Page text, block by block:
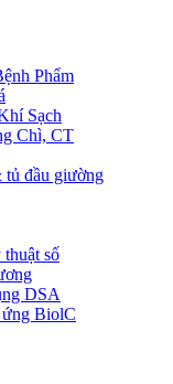
Phẩm
Sạch
Chì, CT
tủ đầu giường
số
DSA
ứng BiolC